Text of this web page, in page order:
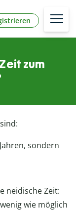
zum
sondern
neidische Zeit:
wie möglich